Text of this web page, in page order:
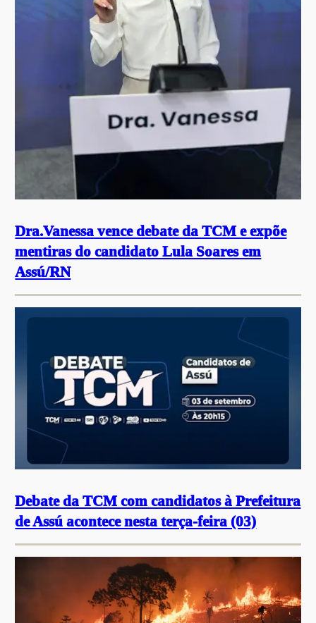
Dra.Vanessa vence debate da TCM e expõe
mentiras do candidato Lula Soares em
Assú/RN
Debate da TCM com candidatos à Prefeitura
de Assú acontece nesta terça-feira (03)